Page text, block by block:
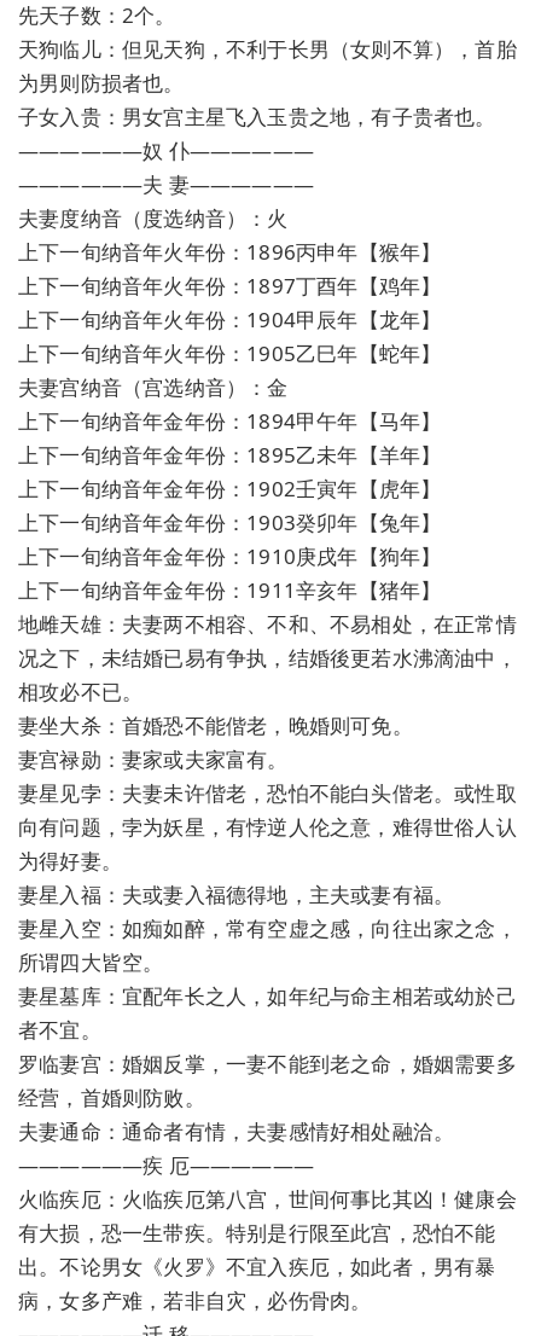
先天子数：2个。
天狗临儿：但见天狗，不利于长男（女则不算），首胎
为男则防损者也。
子女入贵：男女宫主星飞入玉贵之地，有子贵者也。
——————奴 仆——————
——————夫 妻——————
夫妻度纳音（度选纳音）：火
上下一旬纳音年火年份：1896丙申年【猴年】
上下一旬纳音年火年份：1897丁酉年【鸡年】
上下一旬纳音年火年份：1904甲辰年【龙年】
上下一旬纳音年火年份：1905乙巳年【蛇年】
夫妻宫纳音（宫选纳音）：金
上下一旬纳音年金年份：1894甲午年【马年】
上下一旬纳音年金年份：1895乙未年【羊年】
上下一旬纳音年金年份：1902壬寅年【虎年】
上下一旬纳音年金年份：1903癸卯年【兔年】
上下一旬纳音年金年份：1910庚戌年【狗年】
上下一旬纳音年金年份：1911辛亥年【猪年】
地雌天雄：夫妻两不相容、不和、不易相处，在正常情
况之下，未结婚已易有争执，结婚後更若水沸滴油中，
相攻必不已。
妻坐大杀：首婚恐不能偕老，晚婚则可免。
妻宫禄勋：妻家或夫家富有。
妻星见孛：夫妻未许偕老，恐怕不能白头偕老。或性取
向有问题，孛为妖星，有悖逆人伦之意，难得世俗人认
为得好妻。
妻星入福：夫或妻入福德得地，主夫或妻有福。
妻星入空：如痴如醉，常有空虚之感，向往出家之念，
所谓四大皆空。
妻星墓库：宜配年长之人，如年纪与命主相若或幼於己
者不宜。
罗临妻宫：婚姻反掌，一妻不能到老之命，婚姻需要多
经营，首婚则防败。
夫妻通命：通命者有情，夫妻感情好相处融洽。
——————疾 厄——————
火临疾厄：火临疾厄第八宫，世间何事比其凶！健康会
有大损，恐一生带疾。特别是行限至此宫，恐怕不能
出。不论男女《火罗》不宜入疾厄，如此者，男有暴
病，女多产难，若非自灾，必伤骨肉。